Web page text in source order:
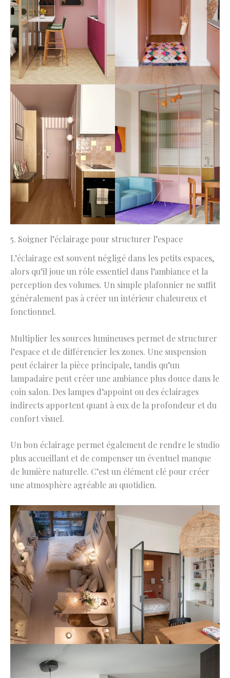
5. Soigner l’éclairage pour structurer l’espace
L’éclairage est souvent négligé dans les petits espaces,
alors qu’il joue un rôle essentiel dans l’ambiance et la
perception des volumes. Un simple plafonnier ne suffit
généralement pas à créer un intérieur chaleureux et
fonctionnel.
Multiplier les sources lumineuses permet de structurer
l’espace et de différencier les zones. Une suspension
peut éclairer la pièce principale, tandis qu’un
lampadaire peut créer une ambiance plus douce dans le
coin salon. Des lampes d’appoint ou des éclairages
indirects apportent quant à eux de la profondeur et du
confort visuel.
Un bon éclairage permet également de rendre le studio
plus accueillant et de compenser un éventuel manque
de lumière naturelle. C’est un élément clé pour créer
une atmosphère agréable au quotidien.